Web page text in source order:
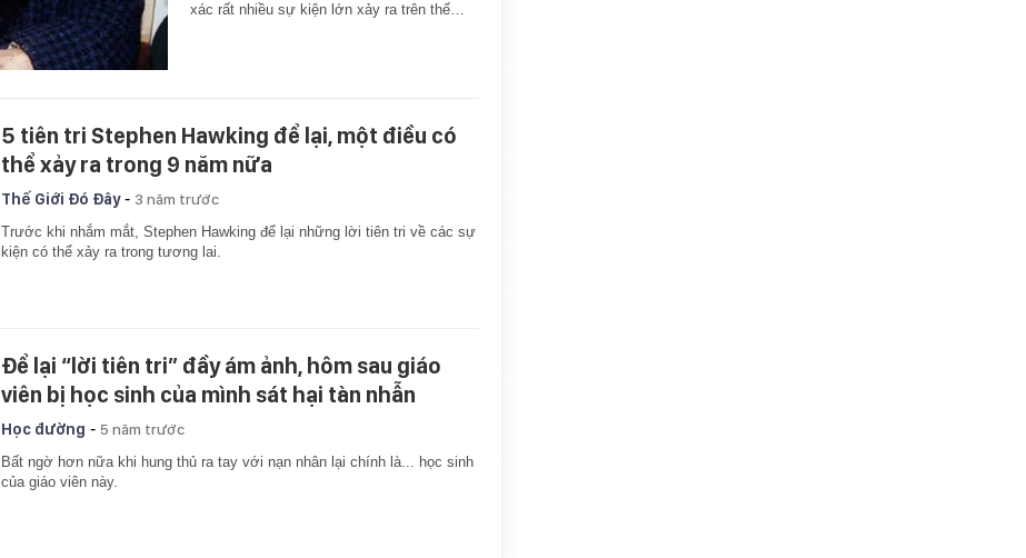
xác rất nhiều sự kiện lớn xảy ra trên thế…
5 tiên tri Stephen Hawking để lại, một điều có
thể xảy ra trong 9 năm nữa
Thế Giới Đó Đây- 3 năm trước
Trước khi nhắm mắt, Stephen Hawking để lại những lời tiên tri về các sự
kiện có thể xảy ra trong tương lai.
Để lại “lời tiên tri” đầy ám ảnh, hôm sau giáo
viên bị học sinh của mình sát hại tàn nhẫn
Học đường - 5 năm trước
Bất ngờ hơn nữa khi hung thủ ra tay với nạn nhân lại chính là... học sinh
của giáo viên này.